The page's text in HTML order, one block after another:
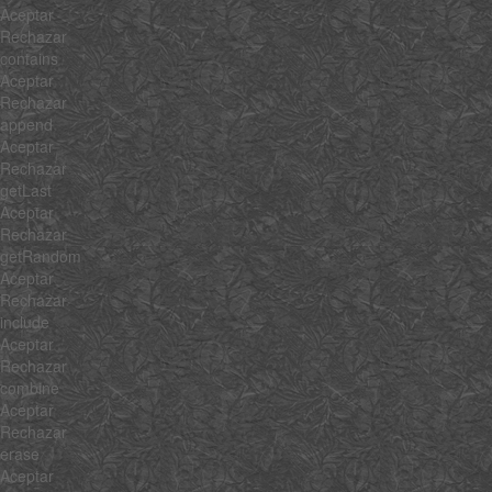
Aceptar
Rechazar
contains
Aceptar
Rechazar
append
Aceptar
Rechazar
getLast
Aceptar
Rechazar
getRandom
Aceptar
Rechazar
include
Aceptar
Rechazar
combine
Aceptar
Rechazar
erase
Aceptar